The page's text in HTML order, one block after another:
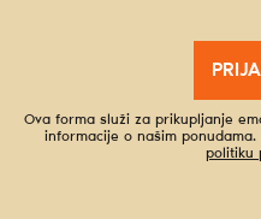
Ova forma služi za prikupljanje
informacije o našim
politiku